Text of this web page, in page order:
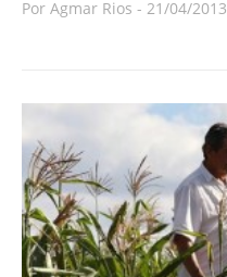
Por Agmar Rios - 21/04/2013